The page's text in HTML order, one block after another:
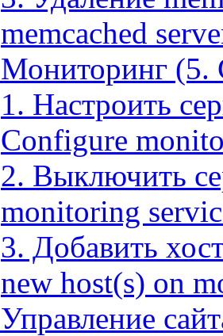
memcached
(5.
1. Настроить
Configure
2. Выключить
monitoring
3. Добавить
new host(s) on